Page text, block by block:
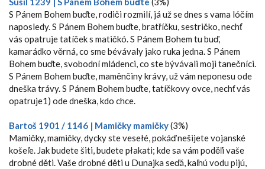
S Pánem Bohem buďte, rodiči rozmilí, já už se dnes s vama lóčím
naposledy. S Pánem Bohem buďte, bratříčku, sestričko, nechť
vás opatruje tatíček s matičkó. S Pánem Bohem tu buď,
kamarádko věrná, co sme bévávaly jako ruka jedna. S Pánem
Bohem buďte, svobodní mládenci, co ste bývávali moji tanečníci.
S Pánem Bohem buďte, maměnčiny krávy, už vám neponesu ode
dneška trávy. S Pánem Bohem buďte, tatíčkovy ovce, nechť vás
opatruje1) ode dneška, kdo chce.
Bartoš 1901 / 1146 | Mamičky mamičky(3%)
Mamičky, mamičky, dycky ste vesełé, pokáď nešijete vojanské
košeľe. Jak budete šiti, budete płakati; kde sa vám poděľi vaše
drobné děti. Vaše drobné děti u Dunajka seďá, kaľnú vodu pijú,